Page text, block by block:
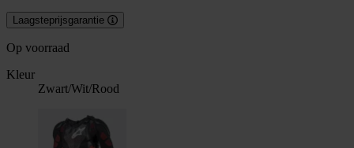
Laagsteprijsgarantie
Op voorraad
Kleur
Zwart/Wit/Rood